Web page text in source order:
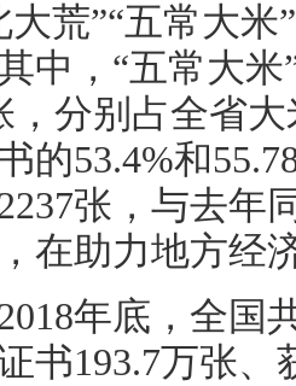
大荒”“五常大
中，“五常大米
，分别占全省
的53.4%和
张，与去年
在助力地方经
年底，全国
书193.7万张、